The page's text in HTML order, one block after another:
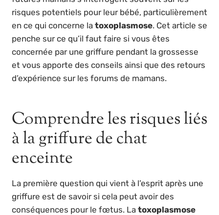
risques potentiels pour leur bébé, particulièrement
en ce qui concerne la toxoplasmose. Cet article se
penche sur ce qu’il faut faire si vous êtes
concernée par une griffure pendant la grossesse
et vous apporte des conseils ainsi que des retours
d’expérience sur les forums de mamans.
Comprendre les risques liés
à la griffure de chat
enceinte
La première question qui vient à l’esprit après une
griffure est de savoir si cela peut avoir des
conséquences pour le fœtus. La toxoplasmose